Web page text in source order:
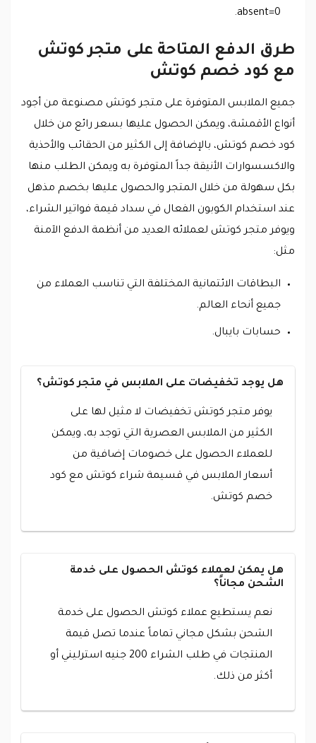
absent=0.
طرق الدفع المتاحة على متجر كوتش
مع كود خصم كوتش
جميع الملابس المتوفرة على متجر كوتش مصنوعة من أجود
أنواع الأقمشة، ويمكن الحصول عليها بسعر رائع من خلال
كود خصم كوتش، بالإضافة إلى الكثير من الحقائب والأحذية
والاكسسوارات الأنيقة جداً المتوفرة به ويمكن الطلب منها
بكل سهولة من خلال المتجر والحصول عليها بخصم مذهل
عند استخدام الكوبون الفعال في سداد قيمة فواتير الشراء،
ويوفر متجر كوتش لعملائه العديد من أنظمة الدفع الآمنة
مثل:
البطاقات الائتمانية المختلفة التي تناسب العملاء من
جميع أنحاء العالم.
حسابات بايبال.
هل يوجد تخفيضات على الملابس في متجر كوتش؟
يوفر متجر كوتش تخفيضات لا مثيل لها على
الكثير من الملابس العصرية التي توجد به، ويمكن
للعملاء الحصول على خصومات إضافية من
أسعار الملابس في قسيمة شراء كوتش مع كود
خصم كوتش.
هل يمكن لعملاء كوتش الحصول على خدمة
الشحن مجاناً؟
نعم يستطيع عملاء كوتش الحصول على خدمة
الشحن بشكل مجاني تماماً عندما تصل قيمة
المنتجات في طلب الشراء 200 جنيه استرليني أو
أكثر من ذلك.